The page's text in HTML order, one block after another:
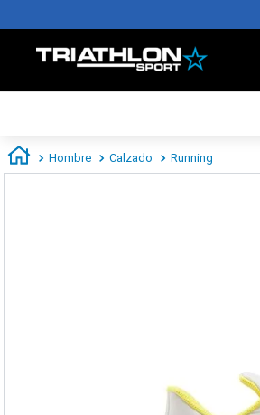
Hombre Calzado Running
TÉRMINOS
2.
zapatillas